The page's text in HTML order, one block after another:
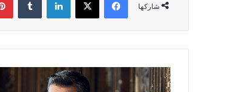
شاركها
سر
ترشيح